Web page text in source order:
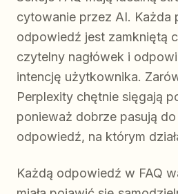
cytowanie przez AI. Każda
odpowiedź jest zamkniętą
czytelny nagłówek i
intencję użytkownika.
Perplexity chętnie sięgają
ponieważ dobrze pasują
odpowiedź, na którym
Każdą odpowiedź w FAQ